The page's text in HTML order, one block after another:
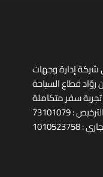
شركة إدارة وجهات
قطاع السياحة
سفر متكاملة
: 73101079